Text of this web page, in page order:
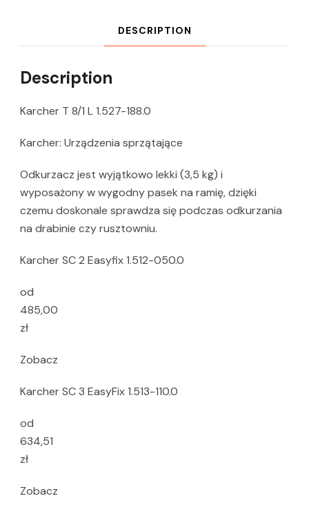
DESCRIPTION
Description
Karcher T 8/1 L 1.527-188.0
Karcher: Urządzenia sprzątające
Odkurzacz jest wyjątkowo lekki (3,5 kg) i
wyposażony w wygodny pasek na ramię, dzięki
czemu doskonale sprawdza się podczas odkurzania
na drabinie czy rusztowniu.
Karcher SC 2 Easyfix 1.512-050.0
od
485,00
zł
Zobacz
Karcher SC 3 EasyFix 1.513-110.0
od
634,51
zł
Zobacz